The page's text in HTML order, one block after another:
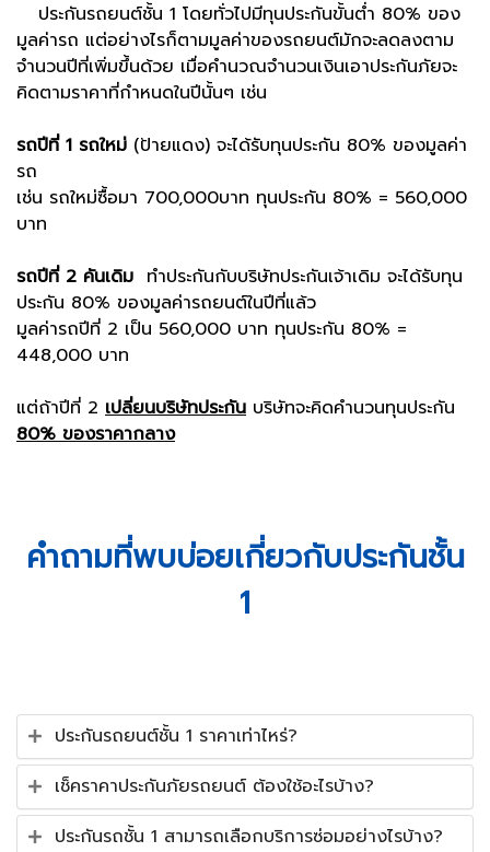
ประกันรถยนต์ชั้น 1 โดยทั่วไปมีทุนประกันขั้นต่ำ 80% ของ
มูลค่ารถ แต่อย่างไรก็ตามมูลค่าของรถยนต์มักจะลดลงตาม
จำนวนปีที่เพิ่มขึ้นด้วย เมื่อคำนวณจำนวนเงินเอาประกันภัยจะ
คิดตามราคาที่กำหนดในปีนั้นๆ เช่น
รถปีที่ 1 รถใหม่ (ป้ายแดง) จะได้รับทุนประกัน 80% ของมูลค่า
รถ
เช่น รถใหม่ซื้อมา 700,000บาท ทุนประกัน 80% = 560,000
บาท
รถปีที่ 2 คันเดิม ทำประกันกับบริษัทประกันเจ้าเดิม จะได้รับทุน
ประกัน 80% ของมูลค่ารถยนต์ในปีที่แล้ว
มูลค่ารถปีที่ 2 เป็น 560,000 บาท ทุนประกัน 80% =
448,000 บาท
แต่ถ้าปีที่ 2 เปลี่ยนบริษัทประกัน บริษัทจะคิดคำนวนทุนประกัน
80% ของราคากลาง
คำถามที่พบบ่อยเกี่ยวกับประกันชั้น
1
ประกันรถยนต์ชั้น 1 ราคาเท่าไหร่?
เช็คราคาประกันภัยรถยนต์ ต้องใช้อะไรบ้าง?
ประกันรถชั้น 1 สามารถเลือกบริการซ่อมอย่างไรบ้าง?